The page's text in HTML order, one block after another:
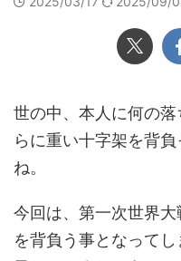
世の中、本人に何の
らに重い十字架を背
ね。
今回は、第一次世界
を背負う事となって